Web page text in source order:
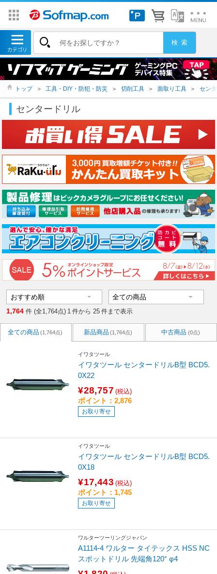
トップ ＞ 工具・DIY・防犯・防災 ＞ 切削工具 ＞ 面取り工具 ＞ セン
センタードリル
1,764 件 (全1,764点) 1 件から 25 件まで表示
全ての商品 (1,764点) 新品商品 (1,764点) 中古商品 (0点)
イワタツール
イワタツール センタードリルB型 BCD5.
0X22
¥28,757 (税込)
ポイント：2,876
お取り寄せ
イワタツール
イワタツール センタードリルB型 BCD5.
0X18
¥17,443 (税込)
ポイント：1,745
お取り寄せ
ワルターツーリングジャパン
A1114-4 ワルター タイテックス HSS NC
スポットドリル 先端角120° φ4